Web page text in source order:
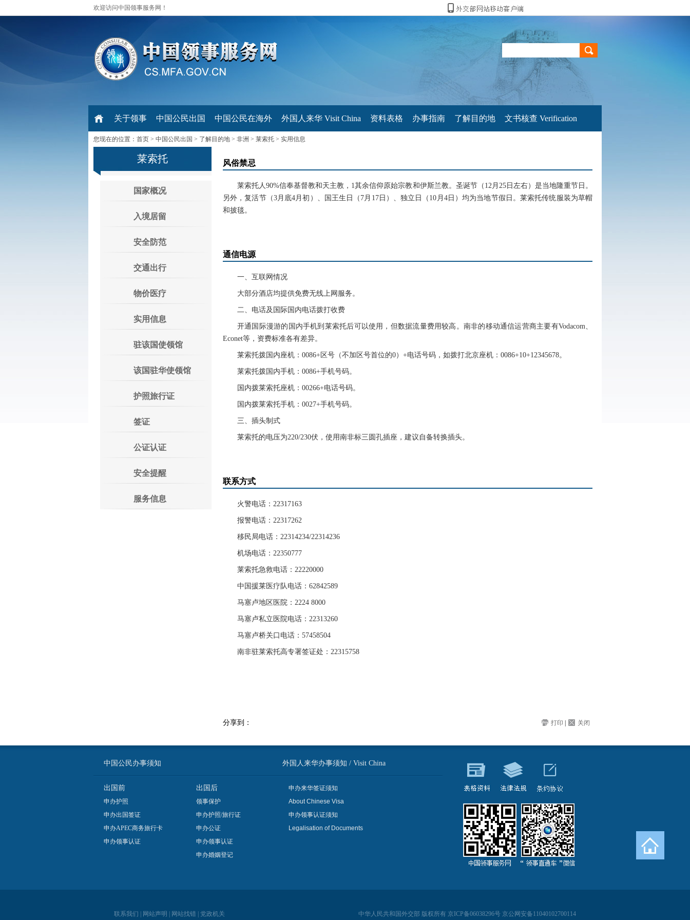
欢迎访问中国领事服务网！
关于领事 中国公民出国 中国公民在海外 外国人来华 Visit China 资料表格 办事指南 了解目的地 文书核查 Verification
您现在的位置： 首页 > 中国公民出国 > 了解目的地 > 非洲 > 莱索托 > 实用信息
莱索托
国家概况
入境居留
安全防范
交通出行
物价医疗
实用信息
驻该国使领馆
该国驻华使领馆
护照旅行证
签证
公证认证
安全提醒
服务信息
风俗禁忌
莱索托人90%信奉基督教和天主教，1其余信仰原始宗教和伊斯兰教。圣诞节（12月25日左右）是当地隆重节日。
另外，复活节（3月底4月初）、国王生日（7月17日）、独立日（10月4日）均为当地节假日。莱索托传统服装为草帽
和披毯。
通信电源
一、互联网情况
大部分酒店均提供免费无线上网服务。
二、电话及国际国内电话拨打收费
开通国际漫游的国内手机到莱索托后可以使用，但数据流量费用较高。南非的移动通信运营商主要有Vodacom、
Econet等，资费标准各有差异。
莱索托拨国内座机：0086+区号（不加区号首位的0）+电话号码，如拨打北京座机：0086+10+12345678。
莱索托拨国内手机：0086+手机号码。
国内拨莱索托座机：00266+电话号码。
国内拨莱索托手机：0027+手机号码。
三、插头制式
莱索托的电压为220/230伏，使用南非标三圆孔插座，建议自备转换插头。
联系方式
火警电话：22317163
报警电话：22317262
移民局电话：22314234/22314236
机场电话：22350777
莱索托急救电话：22220000
中国援莱医疗队电话：62842589
马塞卢地区医院：2224 8000
马塞卢私立医院电话：22313260
马塞卢桥关口电话：57458504
南非驻莱索托高专署签证处：22315758
分享到： 打印 关闭
中国公民办事须知 外国人来华办事须知 / Visit China
出国前
申办护照
申办出国签证
申办APEC商务旅行卡
申办领事认证
出国后
领事保护
申办护照/旅行证
申办公证
申办领事认证
申办婚姻登记
申办来华签证须知
About Chinese Visa
申办领事认证须知
Legalisation of Documents
联系我们 网站声明 网站找错 党政机关 中华人民共和国外交部 版权所有 京ICP备06038296号 京公网安备11040102700114